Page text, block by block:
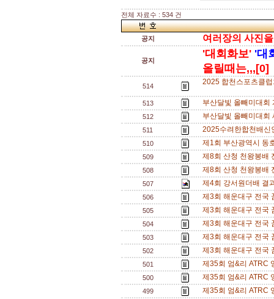
전체 자료수 : 534 건
공지 여러장의 사진
공지
'대회화보' '대
올릴때는,,,[0]
514 2025 합천스포츠클
513 부산달빛 올빼미대
512 부산달빛 올빼미대
511 2025수려한합천배
510 제1회 부산광역시 동
509 제8회 산청 천왕봉배
508 제8회 산청 천왕봉배
507 제4회 강서원더배 결
506 제3회 해운대구 전국
505 제3회 해운대구 전국
504 제3회 해운대구 전국
503 제3회 해운대구 전국
502 제3회 해운대구 전국
501 제35회 엄&리 ATRC
500 제35회 엄&리 ATRC
499 제35회 엄&리 ATRC